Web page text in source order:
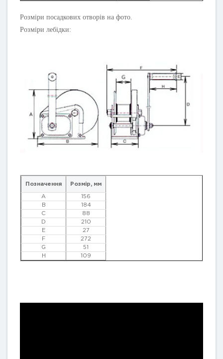
Розміри посадкових отворів на фото.
Розміри лебідки:
Позначення Розмір, мм
A
156
B
184
C
88
D
210
E
27
F
272
G
51
H
109